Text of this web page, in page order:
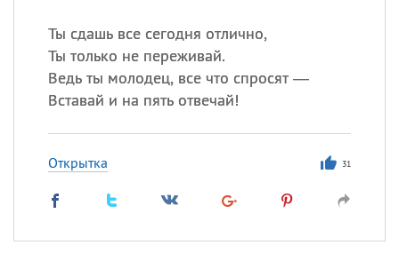
Ты сдашь все сегодня отлично,
Ты только не переживай.
Ведь ты молодец, все что спросят —
Вставай и на пять отвечай!
Открытка 31